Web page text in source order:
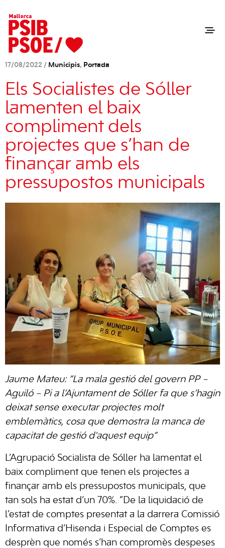
17/08/2022 / Municipis, Portada
Els Socialistes de Sóller
lamenten el baix
compliment dels
projectes que s’han de
finançar amb els
pressupostos municipals
Jaume Mateu: “La mala gestió del govern PP –
Aguiló – Pi a l’Ajuntament de Sóller fa que s’hagin
deixat sense executar projectes molt
emblemàtics, cosa que demostra la manca de
capacitat de gestió d’aquest equip”
L’Agrupació Socialista de Sóller ha lamentat el
baix compliment que tenen els projectes a
finançar amb els pressupostos municipals, que
tan sols ha estat d’un 70%. ”De la liquidació de
l’estat de comptes presentat a la darrera Comissió
Informativa d’Hisenda i Especial de Comptes es
desprèn que només s’han compromès despeses